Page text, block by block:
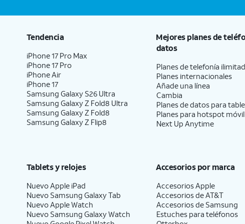
la ubicación y la privacidad: restablece tu
de privacidad a las configuraciones
Tendencia
iPhone 17 Pro Max
iPhone 17 Pro
iPhone Air
iPhone 17
Samsung Galaxy S26 Ultra
Samsung Galaxy Z Fold8 Ultra
Samsung Galaxy Z Fold8
Samsung Galaxy Z Flip8
Mejores planes de
datos
Planes de telefonía
Planes internacionales
Añade una línea
Cambia
Planes de datos para
Planes para hotspot móvil
Next Up Anytime
Tablets y relojes
Nuevo Apple iPad
Nuevo Samsung Galaxy Tab
Nuevo Apple Watch
Nuevo Samsung Galaxy Watch
Accesorios por marca
Accesorios Apple
Accesorios deAT&T
Accesorios de Samsung
Estuches para teléfonos